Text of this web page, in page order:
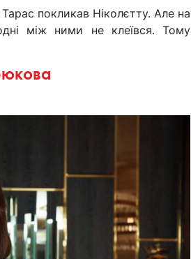
покликав Ніколєтту. Але на
між ними не клеївся. Тому